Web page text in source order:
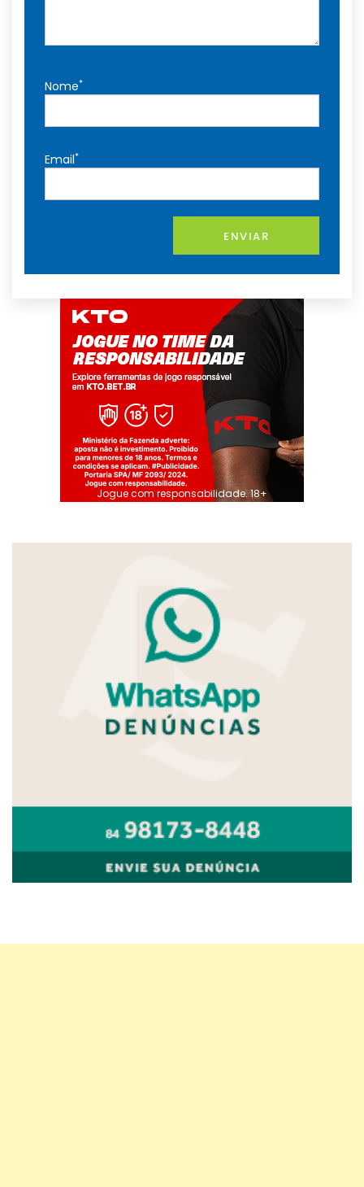
Nome*
Email*
ENVIAR
Jogue com responsabilidade. 18+